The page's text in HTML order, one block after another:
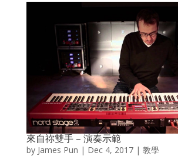
來自祢雙手 – 演奏示範
by James Pun | Dec 4, 2017| 教學